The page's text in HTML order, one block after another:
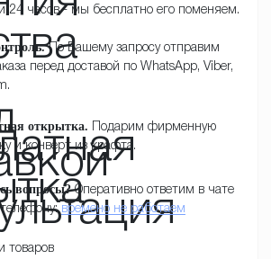
24 часов - мы бесплатно его поменяем.
По Вашему запросу отправим
перед доставой по WhatsApp, Viber,
открытка. Подарим фирменную
и конверт из крафта.
вопросы?Оперативно ответим в чате
времено не работаем
товаров